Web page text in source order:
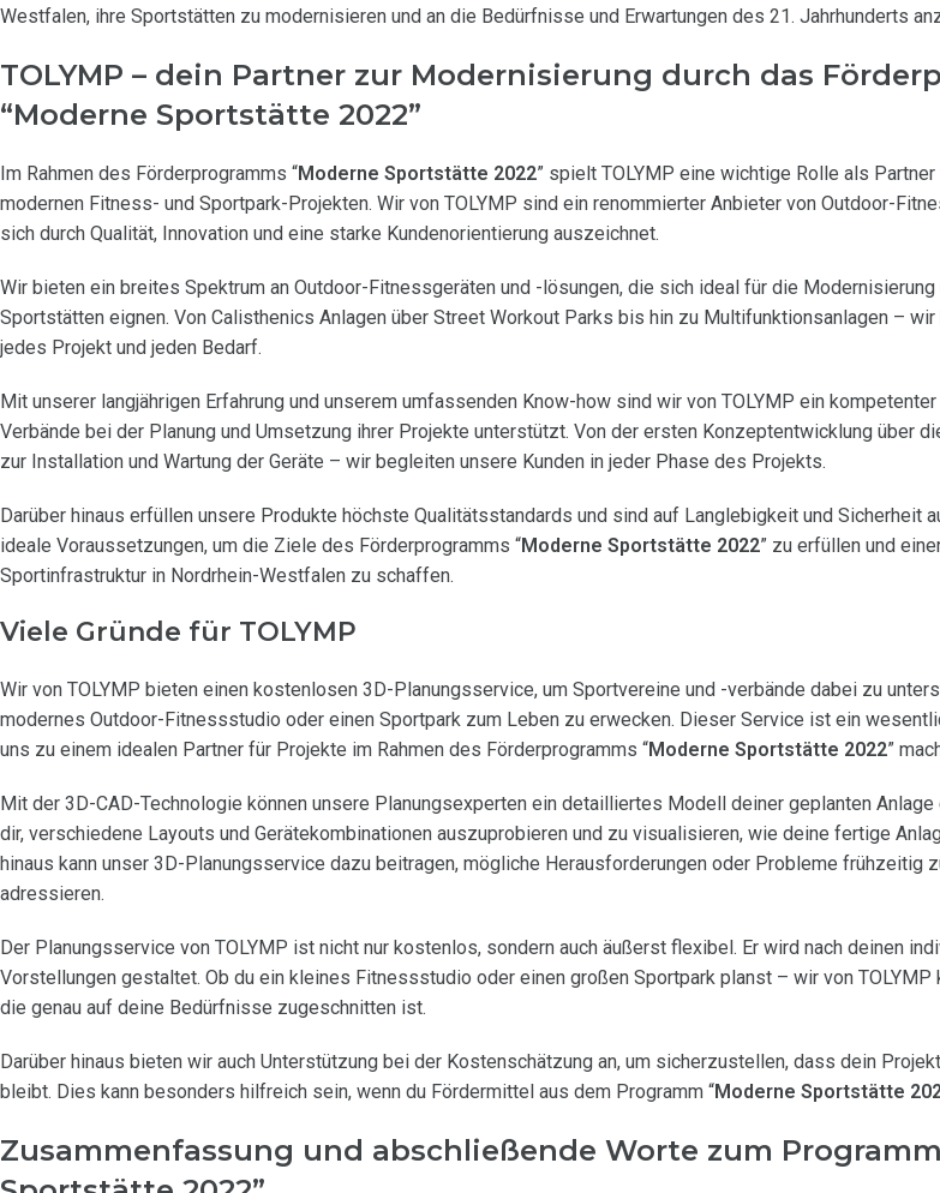
Westfalen, ihre Sportstätten zu modernisieren und an die Bedürfnisse und Erwartungen des 21. Jahrhunderts
TOLYMP – dein Partner zur Modernisierung durch das
“Moderne Sportstätte 2022”
Im Rahmen des Förderprogramms “Moderne Sportstätte 2022” spielt TOLYMP eine wichtige Rolle als
modernen Fitness- und Sportpark-Projekten. Wir von TOLYMP sind ein renommierter Anbieter von Outdoor-
sich durch Qualität, Innovation und eine starke Kundenorientierung auszeichnet.
Wir bieten ein breites Spektrum an Outdoor-Fitnessgeräten und -lösungen, die sich ideal für die Modernisierung
Sportstätten eignen. Von Calisthenics Anlagen über Street Workout Parks bis hin zu Multifunktionsanlagen –
jedes Projekt und jeden Bedarf.
Mit unserer langjährigen Erfahrung und unserem umfassenden Know-how sind wir von TOLYMP ein
Verbände bei der Planung und Umsetzung ihrer Projekte unterstützt. Von der ersten Konzeptentwicklung über
zur Installation und Wartung der Geräte – wir begleiten unsere Kunden in jeder Phase des Projekts.
Darüber hinaus erfüllen unsere Produkte höchste Qualitätsstandards und sind auf Langlebigkeit und Sicherheit
ideale Voraussetzungen, um die Ziele des Förderprogramms “Moderne Sportstätte 2022” zu erfüllen und
Sportinfrastruktur in Nordrhein-Westfalen zu schaffen.
Viele Gründe für TOLYMP
Wir von TOLYMP bieten einen kostenlosen 3D-Planungsservice, um Sportvereine und -verbände dabei zu
modernes Outdoor-Fitnessstudio oder einen Sportpark zum Leben zu erwecken. Dieser Service ist ein
uns zu einem idealen Partner für Projekte im Rahmen des Förderprogramms “Moderne Sportstätte 2022”
Mit der 3D-CAD-Technologie können unsere Planungsexperten ein detailliertes Modell deiner geplanten
dir, verschiedene Layouts und Gerätekombinationen auszuprobieren und zu visualisieren, wie deine fertige
hinaus kann unser 3D-Planungsservice dazu beitragen, mögliche Herausforderungen oder Probleme frühzeitig
adressieren.
Der Planungsservice von TOLYMP ist nicht nur kostenlos, sondern auch äußerst flexibel. Er wird nach deinen
Vorstellungen gestaltet. Ob du ein kleines Fitnessstudio oder einen großen Sportpark planst – wir von TOLYMP
die genau auf deine Bedürfnisse zugeschnitten ist.
Darüber hinaus bieten wir auch Unterstützung bei der Kostenschätzung an, um sicherzustellen, dass dein
bleibt. Dies kann besonders hilfreich sein, wenn du Fördermittel aus dem Programm “Moderne Sportstätte
Zusammenfassung und abschließende Worte zum